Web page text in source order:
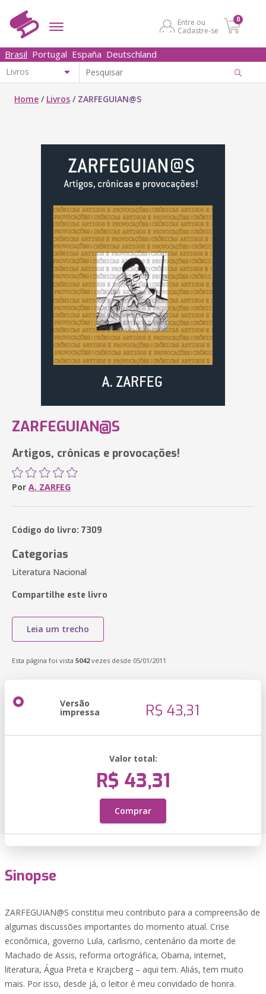
Entre ou
Cadastre-se
0
Brasil Portugal España Deutschland
Home / Livros / ZARFEGUIAN@S
ZARFEGUIAN@S
Artigos, crônicas e provocações!
Por A. ZARFEG
Código do livro: 7309
Categorias
Literatura Nacional
Compartilhe este livro
Leia um trecho
Esta página foi vista 5042vezes desde 05/01/2011
Versão
impressa R$ 43,31
Valor total:
R$ 43,31
Comprar
Sinopse
ZARFEGUIAN@S constitui meu contributo para a compreensão de
algumas discussões importantes do momento atual. Crise
econômica, governo Lula, carlismo, centenário da morte de
Machado de Assis, reforma ortográfica, Obama, internet,
literatura, Água Preta e Krajcberg – aqui tem. Aliás, tem muito
mais. Por isso, desde já, o leitor é meu convidado de honra.